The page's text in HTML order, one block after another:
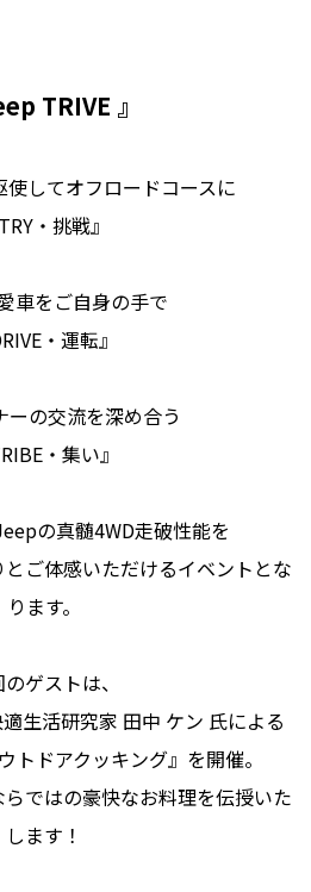
TRIVE 』
使してオフロードコースに
TRY・挑戦』
車をご自身の手で
・運転』
ーの交流を深め合う
・集い』
の真髄4WD走破性能を
ご体感いただけるイベントとな
ります。
ゲストは、
生活研究家 田中 ケン 氏による
トドアクッキング』を開催。
ではの豪快なお料理を伝授いた
します！